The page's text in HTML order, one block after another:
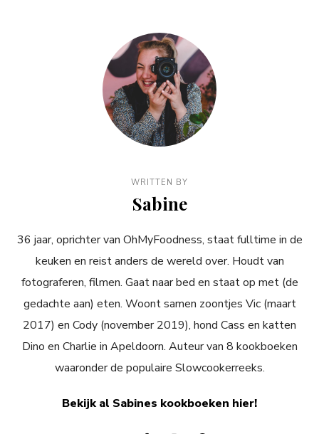
WRITTEN BY
Sabine
36 jaar, oprichter van OhMyFoodness, staat fulltime in de
keuken en reist anders de wereld over. Houdt van
fotograferen, filmen. Gaat naar bed en staat op met (de
gedachte aan) eten. Woont samen zoontjes Vic (maart
2017) en Cody (november 2019), hond Cass en katten
Dino en Charlie in Apeldoorn. Auteur van 8 kookboeken
waaronder de populaire Slowcookerreeks.
Bekijk al Sabines kookboeken hier!